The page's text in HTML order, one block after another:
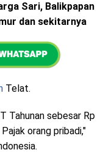
Sari, Balikpapan
dan sekitarnya
Telat.
Tahunan sebesar Rp
orang pribadi,"